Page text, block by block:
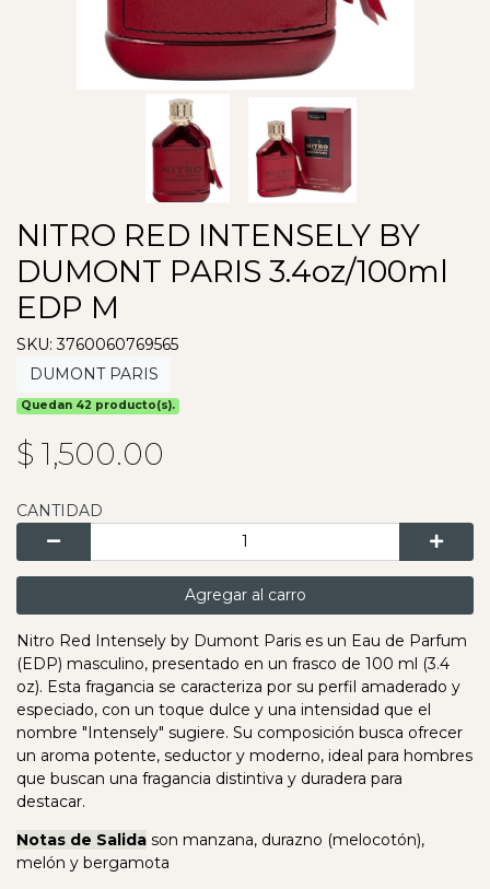
NITRO RED INTENSELY BY
DUMONT PARIS 3.4oz/100ml
EDP M
SKU: 3760060769565
DUMONT PARIS
Quedan 42 producto(s).
$ 1,500.00
CANTIDAD
Agregar al carro
Nitro Red Intensely by Dumont Paris es un Eau de Parfum
(EDP) masculino, presentado en un frasco de 100 ml (3.4
oz). Esta fragancia se caracteriza por su perfil amaderado y
especiado, con un toque dulce y una intensidad que el
nombre "Intensely" sugiere. Su composición busca ofrecer
un aroma potente, seductor y moderno, ideal para hombres
que buscan una fragancia distintiva y duradera para
destacar.
Notas de Salida son manzana, durazno (melocotón),
melón y bergamota